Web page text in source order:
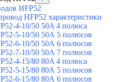
HFP52
HFP52 характеристики
4-10/50 50A 4 полюса
5-10/50 50А 5 полюсов
6-10/50 50А 6 полюсов
7-10/50 50А 7 полюсов
4-15/80 80A 4 полюса
5-15/80 80А 5 полюсов
6-15/80 80А 6 полюсов